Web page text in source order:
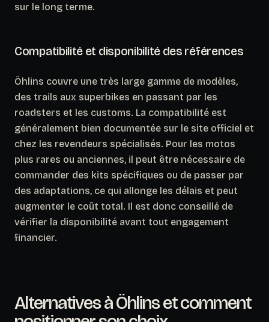
sur le long terme.
Compatibilité et disponibilité des références
Öhlins couvre une très large gamme de modèles,
des trails aux superbikes en passant par les
roadsters et les customs. La compatibilité est
généralement bien documentée sur le site officiel et
chez les revendeurs spécialisés. Pour les motos
plus rares ou anciennes, il peut être nécessaire de
commander des kits spécifiques ou de passer par
des adaptations, ce qui allonge les délais et peut
augmenter le coût total. Il est donc conseillé de
vérifier la disponibilité avant tout engagement
financier.
Alternatives à Öhlins et comment